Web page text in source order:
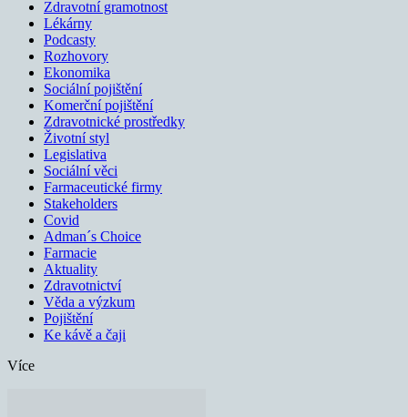
Zdravotní gramotnost
Lékárny
Podcasty
Rozhovory
Ekonomika
Sociální pojištění
Komerční pojištění
Zdravotnické prostředky
Životní styl
Legislativa
Sociální věci
Farmaceutické firmy
Stakeholders
Covid
Adman´s Choice
Farmacie
Aktuality
Zdravotnictví
Věda a výzkum
Pojištění
Ke kávě a čaji
Více